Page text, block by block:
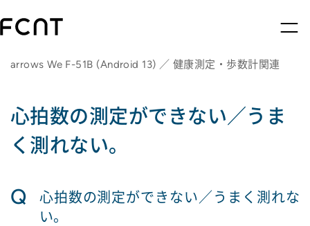
arrows We F-51B (Android 13) ／ 健康測定・歩数計関連
心拍数の測定ができない／うま
く測れない。
Q
心拍数の測定ができない／うまく測れな
い。